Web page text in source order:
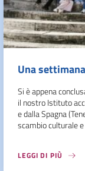
Una
Si è appena
il nostro Istituto
e dalla Spagna
scambio culturale
LEGGI DI PIÙ